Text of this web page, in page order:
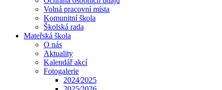
Volná pracovní místa
Komunitní škola
Školská rada
Mateřská škola
O nás
Aktuality
Kalendář akcí
Fotogalerie
2024⁄2025